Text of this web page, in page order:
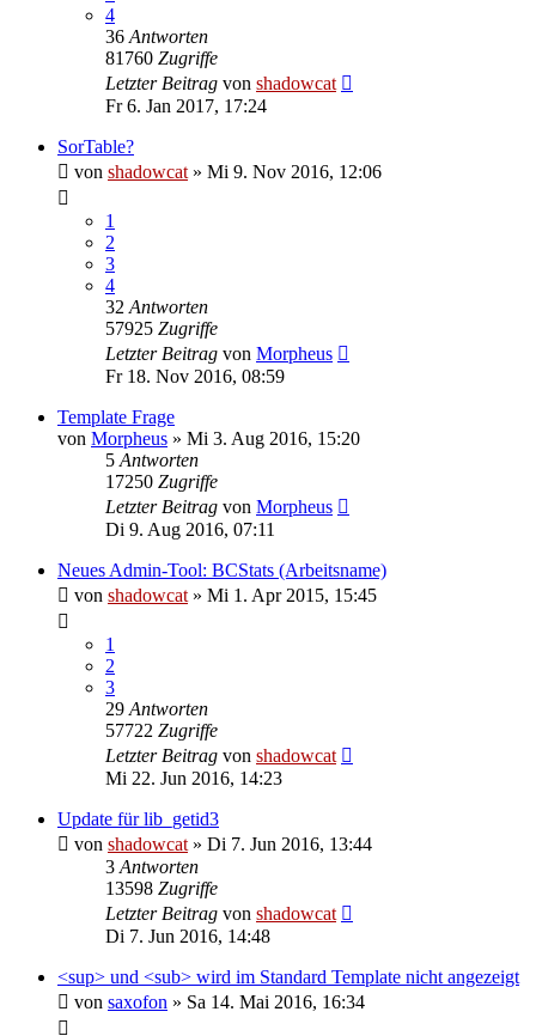
4
36 Antworten
81760 Zugriffe
Letzter Beitrag von shadowcat
Fr 6. Jan 2017, 17:24
SorTable?
von shadowcat » Mi 9. Nov 2016, 12:06
1
2
3
4
32 Antworten
57925 Zugriffe
Letzter Beitrag von Morpheus
Fr 18. Nov 2016, 08:59
Template Frage
von Morpheus » Mi 3. Aug 2016, 15:20
5 Antworten
17250 Zugriffe
Letzter Beitrag von Morpheus
Di 9. Aug 2016, 07:11
Neues Admin-Tool: BCStats (Arbeitsname)
von shadowcat » Mi 1. Apr 2015, 15:45
1
2
3
29 Antworten
57722 Zugriffe
Letzter Beitrag von shadowcat
Mi 22. Jun 2016, 14:23
Update für lib_getid3
von shadowcat » Di 7. Jun 2016, 13:44
3 Antworten
13598 Zugriffe
Letzter Beitrag von shadowcat
Di 7. Jun 2016, 14:48
<sup> und <sub> wird im Standard Template nicht angezeigt
von saxofon » Sa 14. Mai 2016, 16:34